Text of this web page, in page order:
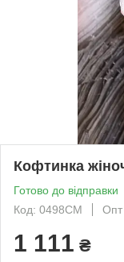
Кофтинка
Готово до відправки
Код: 0498СМ
Опт
1 111 ₴